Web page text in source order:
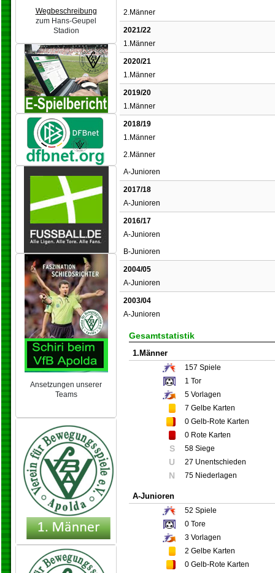
Wegbeschreibung
zum Hans-Geupel
Stadion
Ansetzungen unserer
Teams
2.Männer
2021/22
1.Männer
2020/21
1.Männer
2019/20
1.Männer
2018/19
1.Männer
2.Männer
A-Junioren
2017/18
A-Junioren
2016/17
A-Junioren
B-Junioren
2004/05
A-Junioren
2003/04
A-Junioren
Gesamtstatistik
1.Männer
157 Spiele
1 Tor
5 Vorlagen
7 Gelbe Karten
0 Gelb-Rote Karten
0 Rote Karten
S 58 Siege
U 27 Unentschieden
N 75 Niederlagen
A-Junioren
52 Spiele
0 Tore
3 Vorlagen
2 Gelbe Karten
0 Gelb-Rote Karten